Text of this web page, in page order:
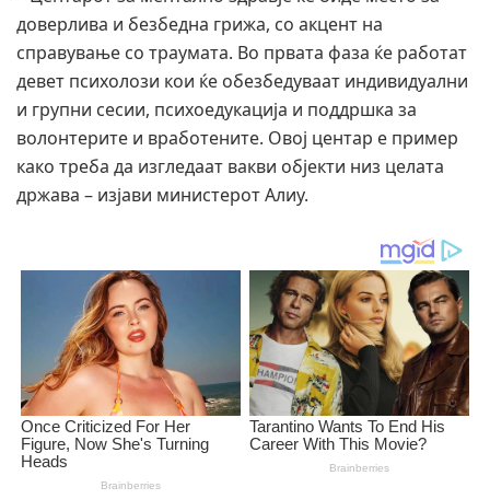
доверлива и безбедна грижа, со акцент на
справување со траумата. Во првата фаза ќе работат
девет психолози кои ќе обезбедуваат индивидуални
и групни сесии, психоедукација и поддршка за
волонтерите и вработените. Овој центар е пример
како треба да изгледаат вакви објекти низ целата
држава – изјави министерот Алиу.